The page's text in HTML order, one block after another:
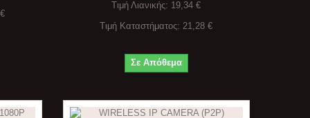
Τιμή Λιανικής: 19,34 €
Τιμή Καταστήματος: 21,28 €
Σε Απόθεμα